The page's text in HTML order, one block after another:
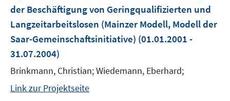
der Beschäftigung von Geringqualifizierten und
Langzeitarbeitslosen (Mainzer Modell, Modell der
Saar-Gemeinschaftsinitiative) (01.01.2001 -
31.07.2004)
Brinkmann, Christian; Wiedemann, Eberhard;
Link zur Projektseite